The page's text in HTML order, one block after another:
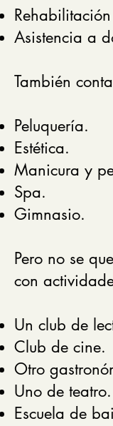
Asistencia a
También
Peluquería.
Estética.
Manicura y
Spa.
Gimnasio.
Pero no se
con
Un club de
Club de cine.
Otro
Uno de teatro.
Escuela de